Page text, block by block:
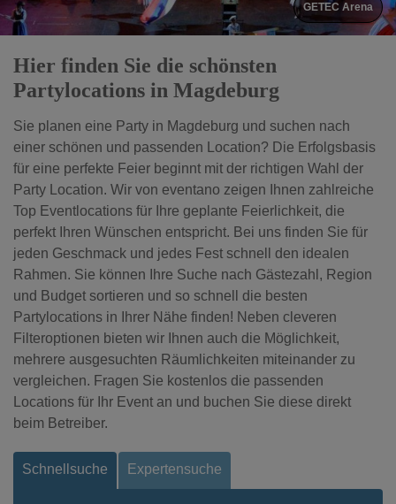
GETEC Arena
Hier finden Sie die schönsten
Partylocations in Magdeburg
Sie planen eine Party in Magdeburg und suchen nach
einer schönen und passenden Location? Die Erfolgsbasis
für eine perfekte Feier beginnt mit der richtigen Wahl der
Party Location. Wir von eventano zeigen Ihnen zahlreiche
Top Eventlocations für Ihre geplante Feierlichkeit, die
perfekt Ihren Wünschen entspricht. Bei uns finden Sie für
jeden Geschmack und jedes Fest schnell den idealen
Rahmen. Sie können Ihre Suche nach Gästezahl, Region
und Budget sortieren und so schnell die besten
Partylocations in Ihrer Nähe finden! Neben cleveren
Filteroptionen bieten wir Ihnen auch die Möglichkeit,
mehrere ausgesuchten Räumlichkeiten miteinander zu
vergleichen. Fragen Sie kostenlos die passenden
Locations für Ihr Event an und buchen Sie diese direkt
beim Betreiber.
Schnellsuche Expertensuche